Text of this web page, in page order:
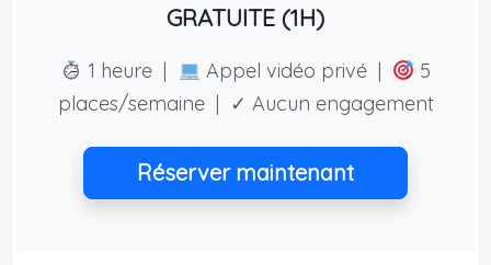
GRATUITE (1H)
1 heure | Appel vidéo privé |
5
places/semaine | ✓ Aucun engagement
Réserver maintenant